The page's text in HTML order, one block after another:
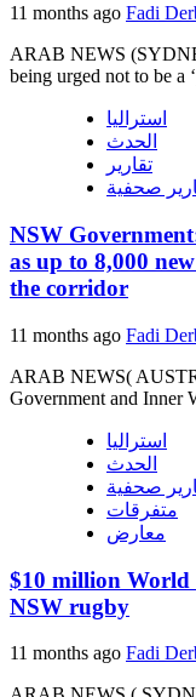
11 months ago Fadi
ARAB NEWS
being urged not to be a
استراليا
الحدث
تقارير
صحفية
NSW
as up to 8,000
the corridor
11 months ago Fadi
ARAB NEWS(
Government and Inner
استراليا
الحدث
صحفية
متفرقات
معارض
$10 million World
NSW rugby
11 months ago Fadi